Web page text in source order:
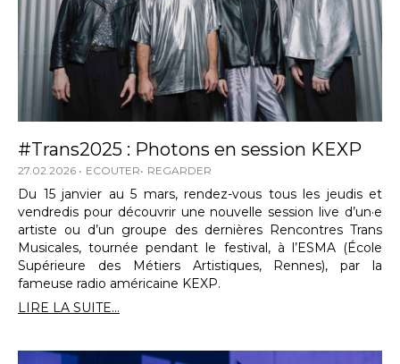
#Trans2025 : Photons en session KEXP
27.02.2026 ECOUTER REGARDER
Du 15 janvier au 5 mars, rendez-vous tous les jeudis et
vendredis pour découvrir une nouvelle session live d’un·e
artiste ou d’un groupe des dernières Rencontres Trans
Musicales, tournée pendant le festival, à l’ESMA (École
Supérieure des Métiers Artistiques, Rennes), par la
fameuse radio américaine KEXP.
LIRE LA SUITE...